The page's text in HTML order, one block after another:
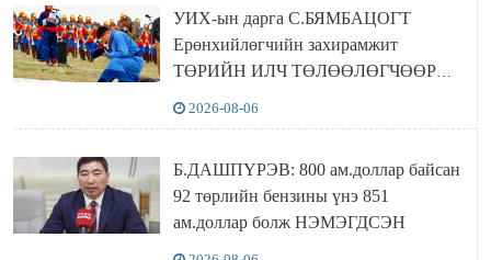
УИХ-ын дарга С.БЯМБАЦОГТ
Ерөнхийлөгчийн захирамжит
ТӨРИЙН ИЛЧ ТӨЛӨӨЛӨГЧӨӨР
2026-08-06
Б.ДАШПҮРЭВ: 800 ам.доллар байсан
92 төрлийн бензины үнэ 851
ам.доллар болж НЭМЭГДСЭН